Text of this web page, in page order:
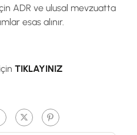
ADR ve ulusal mevzuatta
esas alınır.
TIKLAYINIZ